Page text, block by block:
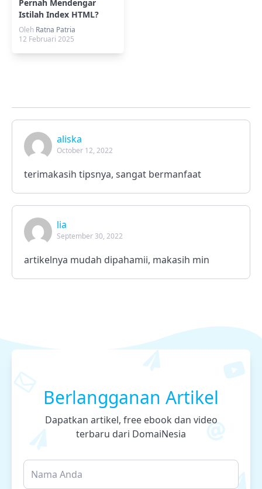
Pernah Mendengar
Istilah Index HTML?
Begini Penjelasannya
Oleh Ratna Patria
12 Februari 2025
aliska
October 12, 2022
terimakasih tipsnya, sangat bermanfaat
lia
September 30, 2022
artikelnya mudah dipahamii, makasih min
Berlangganan Artikel
Dapatkan artikel, free ebook dan video
terbaru dari DomaiNesia